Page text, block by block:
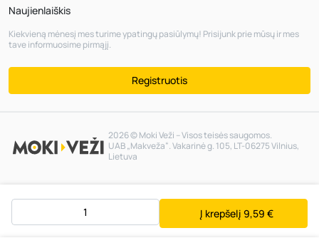
Į krepšelį 9,59 €
Naujienlaiškis
Kiekvieną mėnesį mes turime ypatingų pasiūlymų! Prisijunk prie mūsų ir mes
tave informuosime pirmąjį.
Registruotis
2026 © Moki Veži – Visos teisės saugomos.
UAB „Makveža“. Vakarinė g. 105, LT-06275 Vilnius,
Lietuva